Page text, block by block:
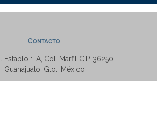
Contacto
Establo 1-A, Col. Marfil C.P. 36250
Guanajuato, Gto., México